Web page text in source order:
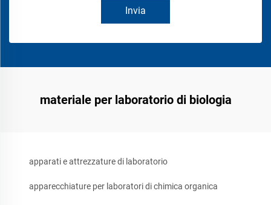
Invia
materiale per laboratorio di biologia
apparati e attrezzature di laboratorio
apparecchiature per laboratori di chimica organica